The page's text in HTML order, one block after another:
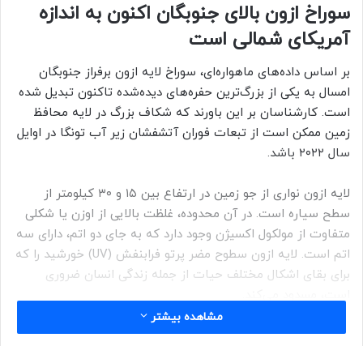
سوراخ ازون بالای جنوبگان اکنون به اندازه
آمریکای شمالی است
بر اساس داده‌های ماهواره‌ای، سوراخ لایه ازون برفراز جنوبگان
امسال به یکی از بزرگ‌ترین حفره‌های دیده‌شده تاکنون تبدیل شده
است. کارشناسان بر این باورند که شکاف بزرگ در لایه محافظ
زمین ممکن است از تبعات فوران آتشفشان زیر آب تونگا در اوایل
سال ۲۰۲۲ باشد.
لایه ازون نواری از جو زمین در ارتفاع بین ۱۵ و ۳۰ کیلومتر از
سطح سیاره است. در آن محدوده، غلظت بالایی از اوزن یا شکلی
متفاوت از مولکول اکسیژن وجود دارد که به جای دو اتم، دارای سه
اتم است. لایه ازون سطوح مضر پرتو فرابنفش (UV) خورشید را که
برای بقای اشکال مختلف حیات از جمله زندگی انسان ضروری
در سال ۱۹۸۵، محققان در لایه ازون حفره‌های بزرگی را کشف کردند
مشاهده بیشتر